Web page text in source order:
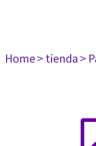
Home> tienda>